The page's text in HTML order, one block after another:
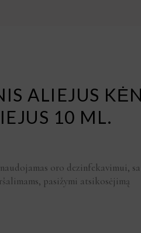
ALIEJUS
10 ML.
oro dezinfekavimui,
pasižymi atsikosėjimą